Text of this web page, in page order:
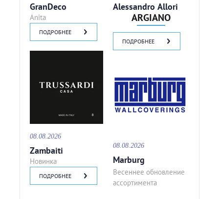
GranDeco
Anita
ПОДРОБНЕЕ
Alessandro Allori
ARGIANO
ПОДРОБНЕЕ
08.08.2026
Zambaiti
Новинка
ПОДРОБНЕЕ
08.08.2026
Marburg
Весеннее обновление
ассортимента